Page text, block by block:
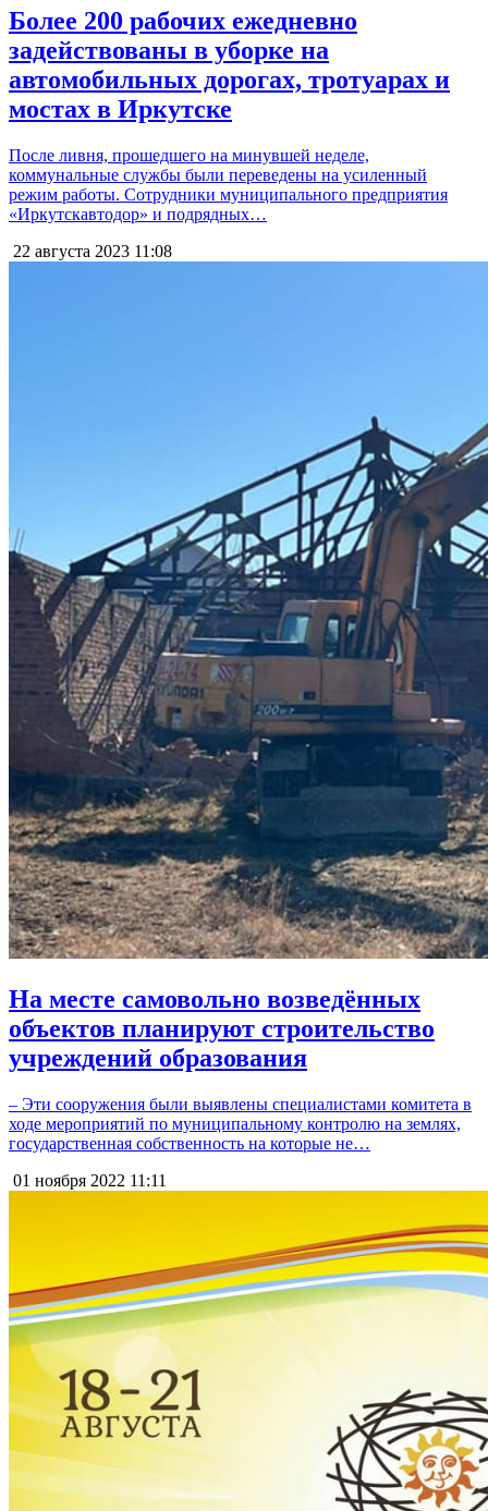
Более 200 рабочих ежедневно
задействованы в уборке на
автомобильных дорогах, тротуарах и
мостах в Иркутске
После ливня, прошедшего на минувшей неделе,
коммунальные службы были переведены на усиленный
режим работы. Сотрудники муниципального предприятия
«Иркутскавтодор» и подрядных…
22 августа 2023 11:08
На месте самовольно возведённых
объектов планируют строительство
учреждений образования
– Эти сооружения были выявлены специалистами комитета в
ходе мероприятий по муниципальному контролю на землях,
государственная собственность на которые не…
01 ноября 2022 11:11